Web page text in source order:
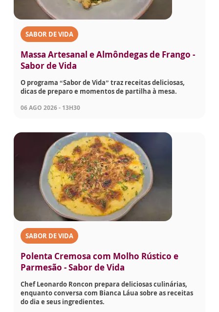
SABOR DE VIDA
Massa Artesanal e Almôndegas de Frango -
Sabor de Vida
O programa “Sabor de Vida” traz receitas deliciosas,
dicas de preparo e momentos de partilha à mesa.
06 AGO 2026 - 13H30
SABOR DE VIDA
Polenta Cremosa com Molho Rústico e
Parmesão - Sabor de Vida
Chef Leonardo Roncon prepara deliciosas culinárias,
enquanto conversa com Bianca Láua sobre as receitas
do dia e seus ingredientes.